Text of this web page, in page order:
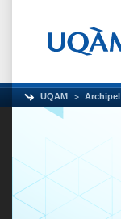
UQAM Archipel